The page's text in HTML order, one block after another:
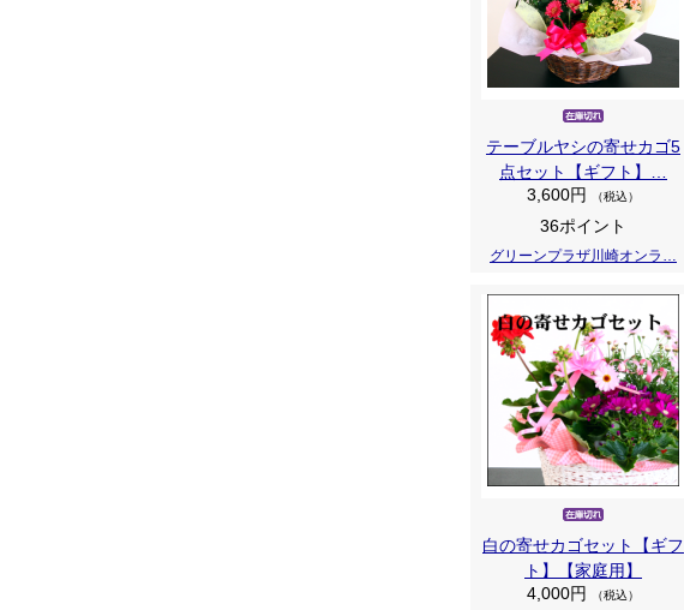
テーブルヤシの寄せカゴ5
点セット【ギフト】…
3,600円
（税込）
36ポイント
グリーンプラザ川崎オンラ…
白の寄せカゴセット【ギフ
ト】【家庭用】
4,000円
（税込）